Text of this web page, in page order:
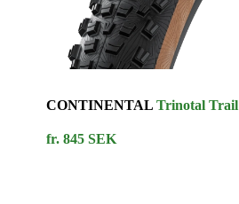
CONTINENTALTrinotal Trail
fr. 845 SEK